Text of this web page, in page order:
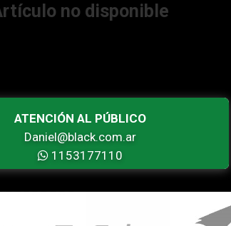
no disponible
ATENCIÓN AL PÚBLICO
Daniel@black.com.ar
1153177110